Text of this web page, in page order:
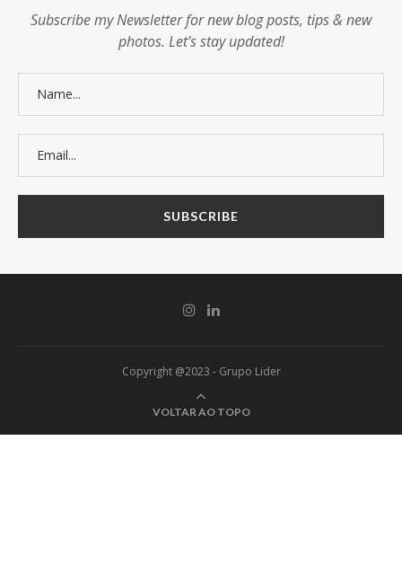
Subscribe my Newsletter for new blog posts, tips & new
photos. Let's stay updated!
Copyright @2023 - Grupo Lider
VOLTAR AO TOPO